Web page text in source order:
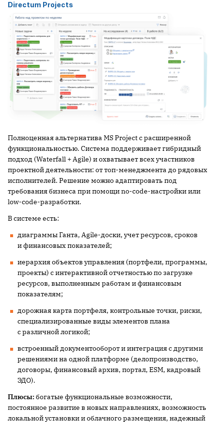
Directum Projects
Полноценная альтернатива MS Project с расширенной
функциональностью. Система поддерживает гибридный
подход (Waterfall + Agile) и охватывает всех участников
проектной деятельности: от топ-менеджмента до рядовых
исполнителей. Решение можно адаптировать под
требования бизнеса при помощи no-code-настройки или
low-code-разработки.
В системе есть:
диаграммы Ганта, Agile-доски, учет ресурсов, сроков
и финансовых показателей;
иерархия объектов управления (портфели, программы,
проекты) с интерактивной отчетностью по загрузке
ресурсов, выполненным работам и финансовым
показателям;
дорожная карта портфеля, контрольные точки, риски,
специализированные виды элементов плана
с различной логикой;
встроенный документооборот и интеграция с другими
решениями на одной платформе (делопроизводство,
договоры, финансовый архив, портал, ESM, кадровый
ЭДО).
Плюсы:богатые функциональные возможности,
постоянное развитие в новых направлениях, возможность
локальной установки и облачного размещения, надежный